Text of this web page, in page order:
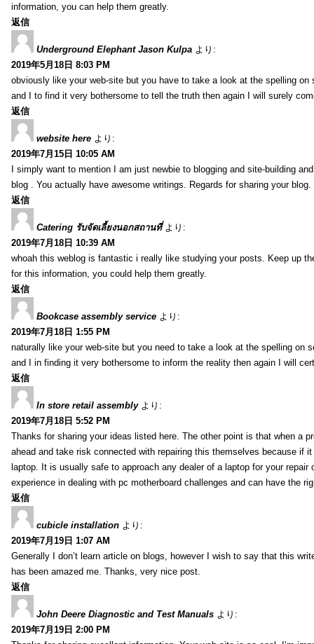
information, you can help them greatly.
返信
Underground Elephant Jason Kulpa より:
2019年5月18日 8:03 PM
obviously like your web-site but you have to take a look at the spelling
and I to find it very bothersome to tell the truth then again I will surely
返信
website here より:
2019年7月15日 10:05 AM
I simply want to mention I am just newbie to blogging and site-building
blog . You actually have awesome writings. Regards for sharing your blog.
返信
Catering รับจัดเลี้ยงนอกสถานที่ より:
2019年7月18日 10:39 AM
whoah this weblog is fantastic i really like studying your posts. Keep up
for this information, you could help them greatly.
返信
Bookcase assembly service より:
2019年7月18日 1:55 PM
naturally like your web-site but you need to take a look at the spelling on
and I in finding it very bothersome to inform the reality then again I will
返信
In store retail assembly より:
2019年7月18日 5:52 PM
Thanks for sharing your ideas listed here. The other point is that when a
ahead and take risk connected with repairing this themselves because if
laptop. It is usually safe to approach any dealer of a laptop for your
experience in dealing with pc motherboard challenges and can have the
返信
cubicle installation より:
2019年7月19日 1:07 AM
Generally I don’t learn article on blogs, however I wish to say that this
has been amazed me. Thanks, very nice post.
返信
John Deere Diagnostic and Test Manuals より:
2019年7月19日 2:00 PM